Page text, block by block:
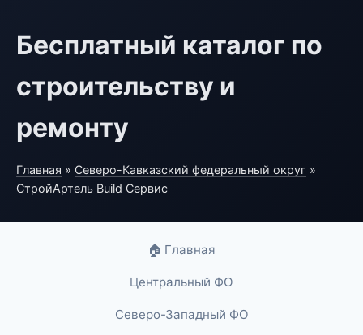
Бесплатный каталог по
строительству и
ремонту
Главная » Северо-Кавказский федеральный округ »
СтройАртель Build Сервис
🏠 Главная
Центральный ФО
Северо-Западный ФО